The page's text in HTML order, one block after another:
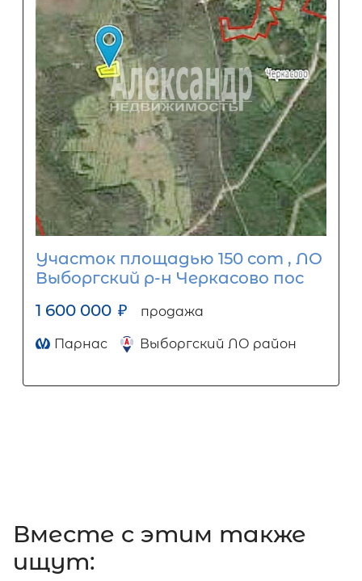
Участок площадью 150 сот , ЛО
Выборгский р-н Черкасово пос
1 600 000 ₽ продажа
Парнас Выборгский ЛО район
Вместе c этим также
ищут: